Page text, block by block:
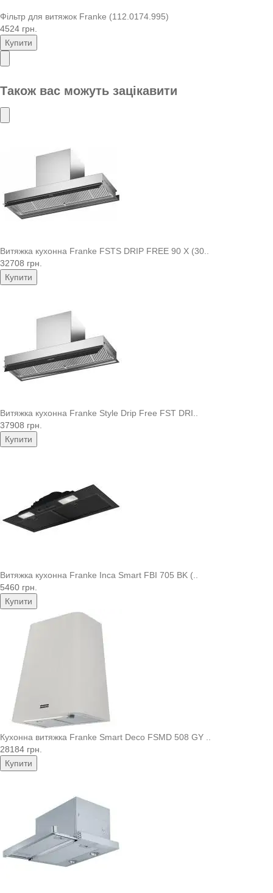
Фільтр для витяжок Franke (112.0174.995)
4524 грн.
Купити
Також вас можуть зацікавити
Витяжка кухонна Franke FSTS DRIP FREE 90 X (30..
32708 грн.
Купити
Витяжка кухонна Franke Style Drip Free FST DRI..
37908 грн.
Купити
Витяжка кухонна Franke Inca Smart FBI 705 BK (..
5460 грн.
Купити
Кухонна витяжка Franke Smart Deco FSMD 508 GY ..
28184 грн.
Купити